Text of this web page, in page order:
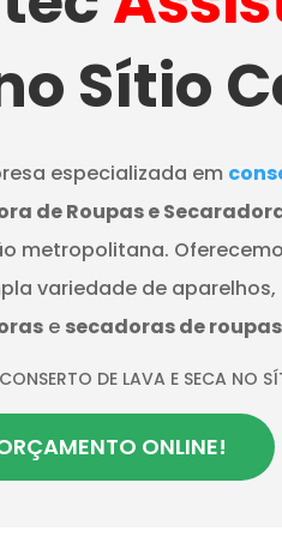
Sítio
especializada em
de Roupas e
metropolitana.
variedade de aparelhos,
e secadoras de roupas
CONSERTO DE LAVA E SECA NO
ONLINE!